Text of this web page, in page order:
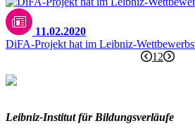
11.02.2020
DiFA-Projekt hat im Leibniz-
12
Leibniz-Institut für Bildungsverläufe